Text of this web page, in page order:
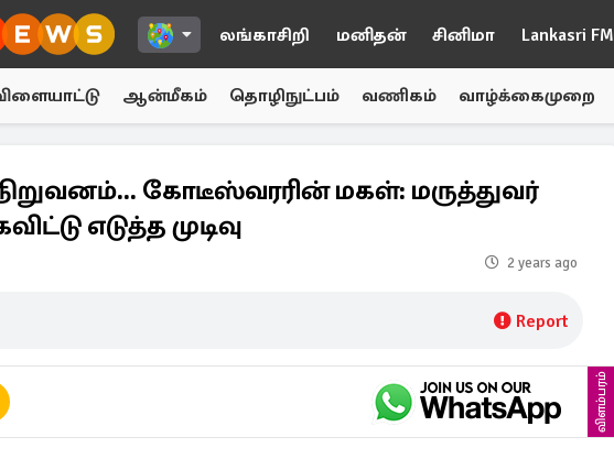
லங்காசிறி மனிதன் சினிமா Lankasri FM
ஆன்மீகம் தொழிநுட்பம் வணிகம் வாழ்க்கைமுறை
நிறுவனம்... கோடீஸ்வரரின் மகள்: மருத்துவர்
எடுத்த முடிவு
2 years ago
Report
விளம்பரம்